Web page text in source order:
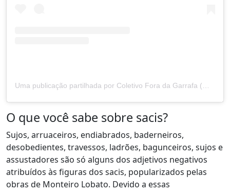
O que você sabe sobre sacis?
Sujos, arruaceiros, endiabrados, baderneiros,
desobedientes, travessos, ladrões, bagunceiros, sujos e
assustadores são só alguns dos adjetivos negativos
atribuídos às figuras dos sacis, popularizados pelas
obras de Monteiro Lobato. Devido a essas